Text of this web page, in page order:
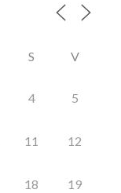
S V
4 5
11 12
18 19